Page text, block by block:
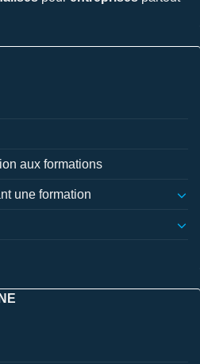
aux formations
une formation